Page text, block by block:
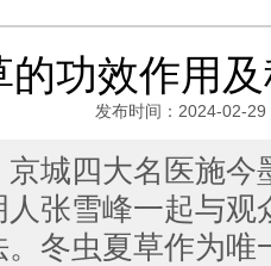
的功效作用
发布时间：2024-02-29
城四大名医施
张雪峰一起与
冬虫夏草作为